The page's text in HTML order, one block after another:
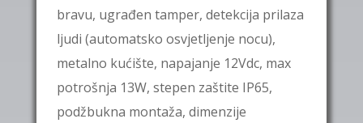
bravu, ugrađen tamper, detekcija prilaza
ljudi (automatsko osvjetljenje nocu),
metalno kućište, napajanje 12Vdc, max
potrošnja 13W, stepen zaštite IP65,
podžbukna montaža, dimenzije